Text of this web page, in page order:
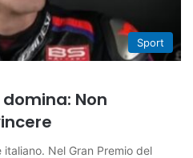
Sport
domina: Non
Nel Gran Premio del